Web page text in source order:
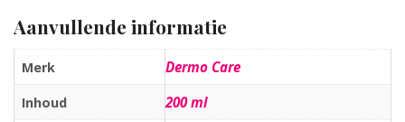
Aanvullende informatie
Merk Dermo Care
Inhoud 200 ml